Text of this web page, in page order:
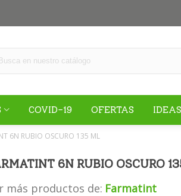
COVID-19 OFERTAS
6N RUBIO OSCURO 135 ML
6N RUBIO OSCURO
más productos de: Farmatint